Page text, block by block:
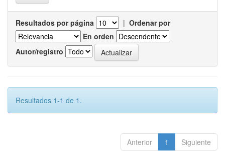
Resultados por página | Ordenar por
En orden
Autor/registro
Resultados 1-1 de 1.
Anterior 1 Siguiente